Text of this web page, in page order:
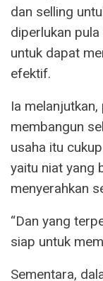
dan selling
diperlukan
untuk dapat
efektif.
Ia
membangun
usaha itu
yaitu niat yang
menyerahkan
“Dan yang
siap untuk
Sementara,